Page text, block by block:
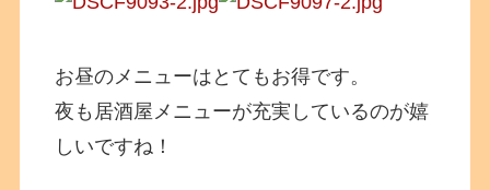
お昼のメニューはとてもお得です。
夜も居酒屋メニューが充実しているのが嬉
しいですね！